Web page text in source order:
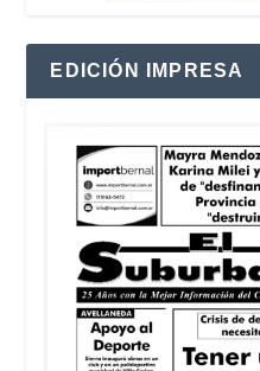
EDICIÓN IMPRESA